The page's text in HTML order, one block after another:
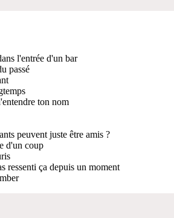
l'entrée d'un bar
passé
ton nom
peuvent juste être amis ?
d'un coup
ressenti ça depuis un moment